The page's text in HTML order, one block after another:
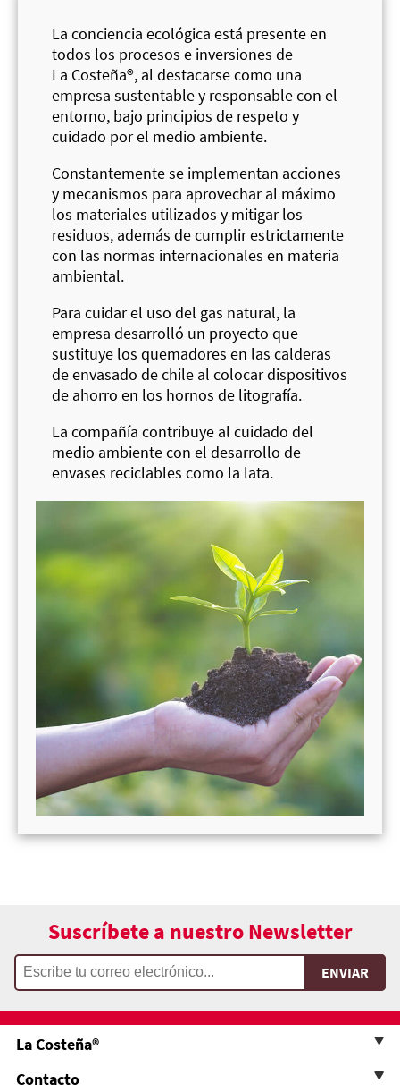
La conciencia ecológica está presente en
todos los procesos e inversiones de
La Costeña®, al destacarse como una
empresa sustentable y responsable con el
entorno, bajo principios de respeto y
cuidado por el medio ambiente.
Constantemente se implementan acciones
y mecanismos para aprovechar al máximo
los materiales utilizados y mitigar los
residuos, además de cumplir estrictamente
con las normas internacionales en materia
ambiental.
Para cuidar el uso del gas natural, la
empresa desarrolló un proyecto que
sustituye los quemadores en las calderas
de envasado de chile al colocar dispositivos
de ahorro en los hornos de litografía.
La compañía contribuye al cuidado del
medio ambiente con el desarrollo de
envases reciclables como la lata.
Suscríbete a nuestro Newsletter
La Costeña®
Contacto